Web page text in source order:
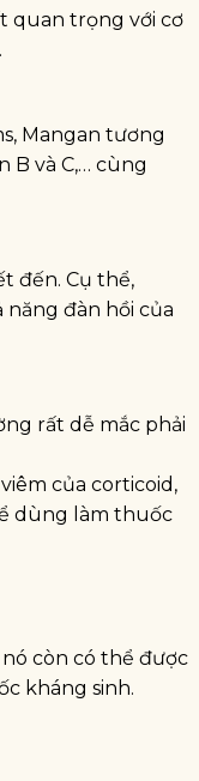
quan trọng với cơ
Mangan tương
B và C,… cùng
đến. Cụ thể,
đàn hồi của
rất dễ mắc phải
của corticoid,
dùng làm thuốc
còn có thể được
kháng sinh.